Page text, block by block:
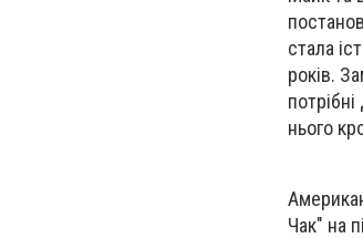
стала
років.
нього
Чак" на